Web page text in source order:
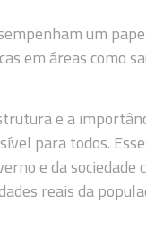
um
em áreas como
e a
para todos.
e da
reais da